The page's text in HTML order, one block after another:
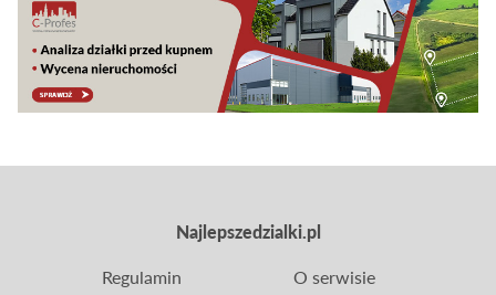
ewentualną ewolucją systemu tego typu danin.
Najlepszedzialki.pl
Regulamin
O serwisie